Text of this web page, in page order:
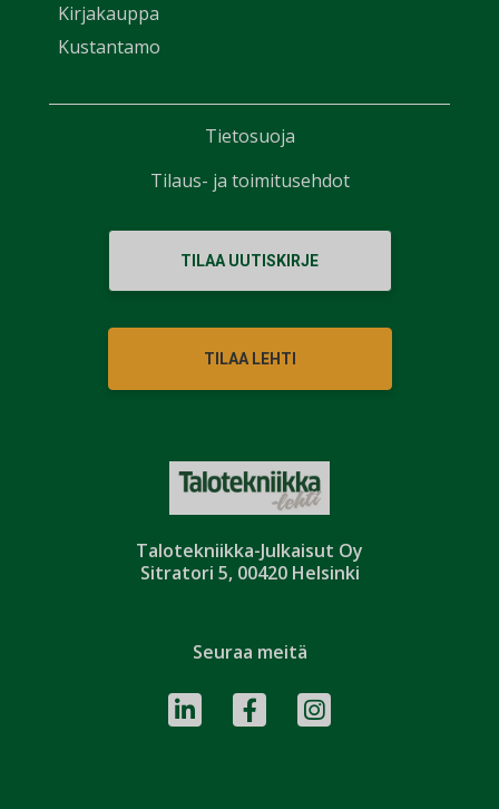
Talotekniikka-Julkaisut Oy
Sitratori 5, 00420 Helsinki
Kirjakauppa
Kustantamo
TILAA UUTISKIRJE
TILAA LEHTI
Seuraa meitä
Tietosuoja
Tilaus- ja toimitusehdot